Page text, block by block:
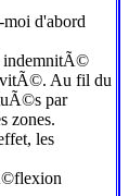
d'abord
indemnitÃ©
Au fil du
par
zones.
les